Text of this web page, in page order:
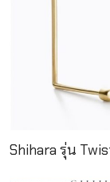
Shihara รุ่น